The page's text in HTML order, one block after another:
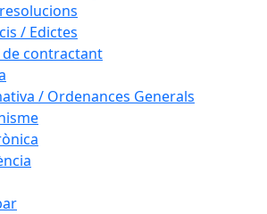
/ Edictes
de contractant
/ Ordenances Generals